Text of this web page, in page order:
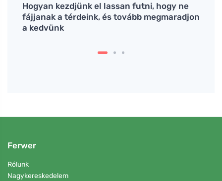
Hogyan kezdjünk el lassan futni, hogy ne
fájjanak a térdeink, és tovább megmaradjon
a kedvünk
Ferwer
Rólunk
Nagykereskedelem